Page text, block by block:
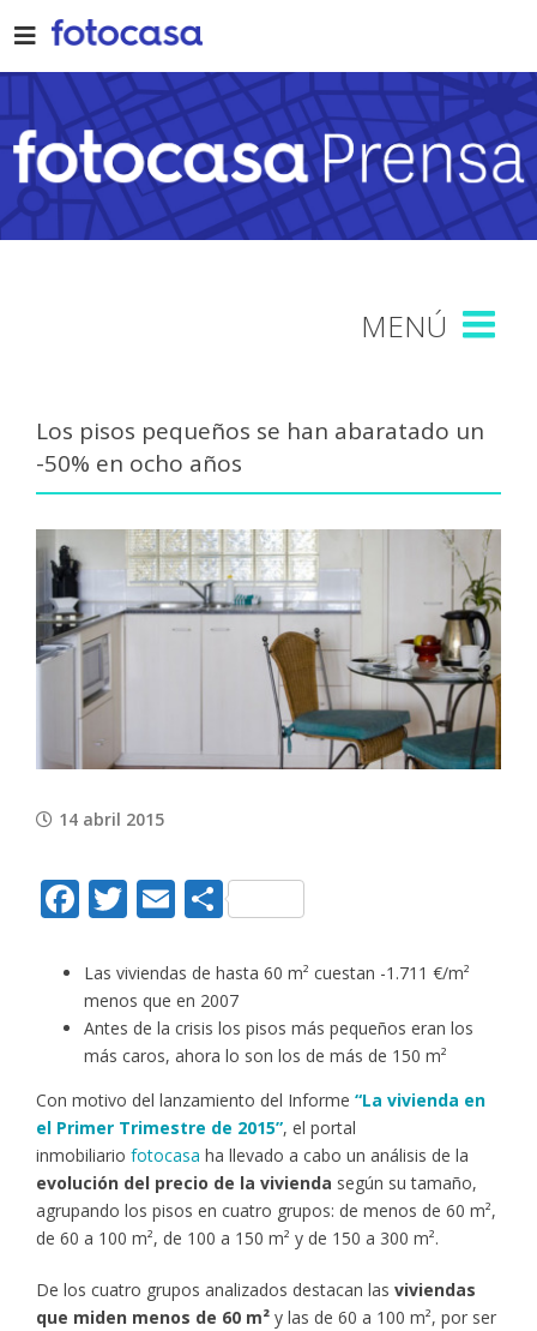
to
content
Los pisos pequeños se han abaratado un
-50% en ocho años
View
Larger
Image
14 abril 2015
Facebook
Twitter
EmailCompartir
Las viviendas de hasta 60 m² cuestan -1.711 €/m²
menos que en 2007
Antes de la crisis los pisos más pequeños eran los
más caros, ahora lo son los de más de 150 m²
Con motivo del lanzamiento del Informe “La vivienda en
el Primer Trimestre de 2015”, el portal
inmobiliario fotocasa ha llevado a cabo un análisis de la
evolución del precio de la vivienda según su tamaño,
agrupando los pisos en cuatro grupos: de menos de 60 m²,
de 60 a 100 m², de 100 a 150 m² y de 150 a 300 m².
De los cuatro grupos analizados destacan las viviendas
que miden menos de 60 m² y las de 60 a 100 m², por ser